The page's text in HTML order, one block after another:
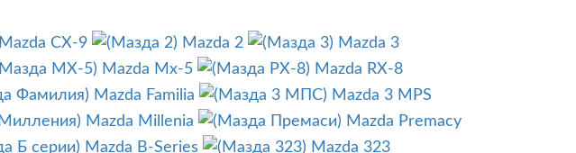
Mazda CX-9 Mazda 2
Mazda 3
Mazda Mx-5
Mazda RX-8
Mazda Familia
Mazda 3 MPS
Mazda Millenia
Mazda Premacy
Mazda B-Series Mazda 323